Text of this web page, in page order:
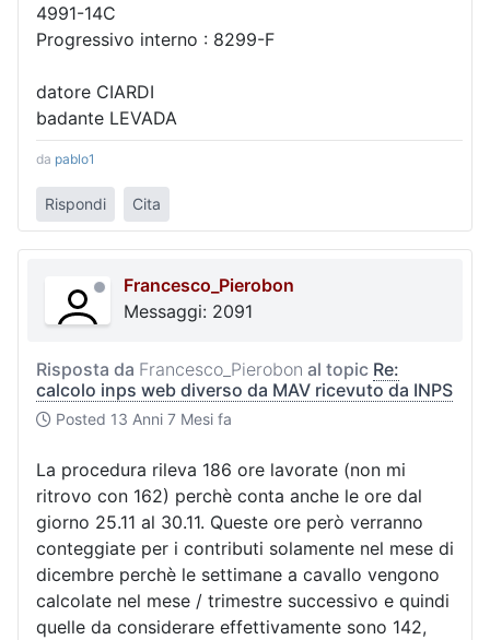
4991-14C
Progressivo interno : 8299-F
datore CIARDI
badante LEVADA
da pablo1
Rispondi Cita
Francesco_Pierobon
Messaggi: 2091
Risposta da Francesco_Pierobon al topic Re:
calcolo inps web diverso da MAV ricevuto da INPS
Posted 13 Anni 7 Mesi fa
La procedura rileva 186 ore lavorate (non mi
ritrovo con 162) perchè conta anche le ore dal
giorno 25.11 al 30.11. Queste ore però verranno
conteggiate per i contributi solamente nel mese di
dicembre perchè le settimane a cavallo vengono
calcolate nel mese / trimestre successivo e quindi
quelle da considerare effettivamente sono 142,